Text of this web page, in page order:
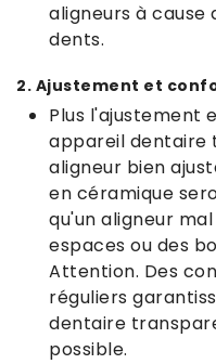
aligneurs à cause
dents.
2. Ajustement et
Plus l'ajustement
appareil dentaire
aligneur bien
en céramique
qu'un aligneur
espaces ou des
Attention. Des
réguliers
dentaire
possible.